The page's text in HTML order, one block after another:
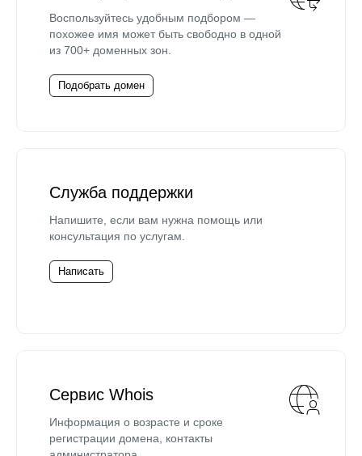
Воспользуйтесь удобным подбором —
похожее имя может быть свободно в одной
из 700+ доменных зон.
Подобрать домен
Служба поддержки
Напишите, если вам нужна помощь или
консультация по услугам.
Написать
Сервис Whois
Информация о возрасте и сроке
регистрации домена, контакты